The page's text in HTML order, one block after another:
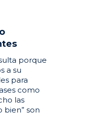
porque
a su
para
como
las
bien” son